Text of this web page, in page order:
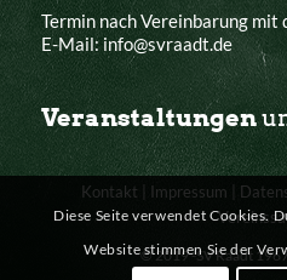
Termin nach Vereinbarung mit
E-Mail: info@svraadt.de
Veranstaltungen
Kontakt Impressum
© 2019 -SV Raadt
Diese Seite verwendet Cookies.
Website stimmen Sie der